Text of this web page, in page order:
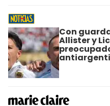
Con
Allister y